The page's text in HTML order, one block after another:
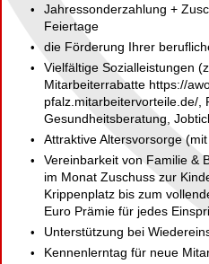
Jahressonderzahlung +
Feiertage
die Förderung Ihrer
Vielfältige Sozialleistungen
Mitarbeiterrabatte https://
pfalz.mitarbeitervorteile.de/,
Gesundheitsberatung,
Attraktive Altersvorsorge
Vereinbarkeit von Familie &
im Monat Zuschuss zur
Krippenplatz bis zum
Euro Prämie für jedes
Unterstützung bei
Kennenlerntag für neue